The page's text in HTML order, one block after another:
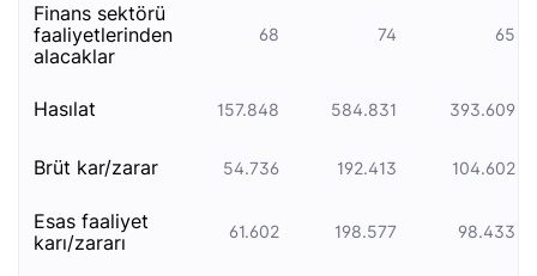
finans sektörü
faaliyetlerinden
alacaklar
68 74 65
hasılat 157.848 584.831 393.609
brüt kar/zarar 54.736 192.413 104.602
esas faali̇yet
kari/zarari
61.602 198.577 98.433